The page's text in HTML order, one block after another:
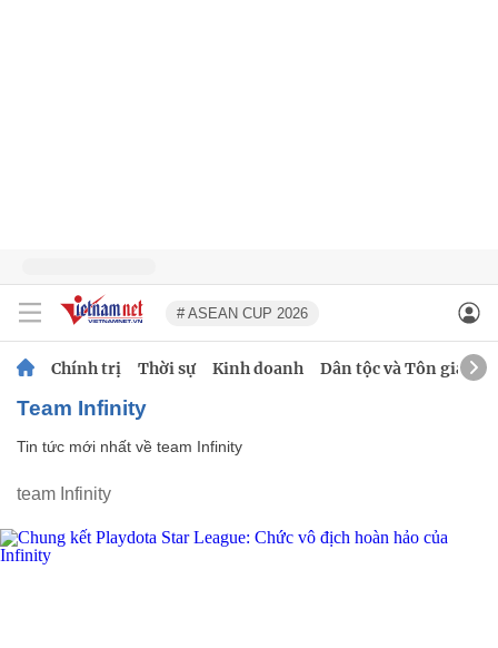
# ASEAN CUP 2026
Chính trị Thời sự Kinh doanh Dân tộc và Tôn giáo
team Infinity
Tin tức mới nhất về team Infinity
team Infinity